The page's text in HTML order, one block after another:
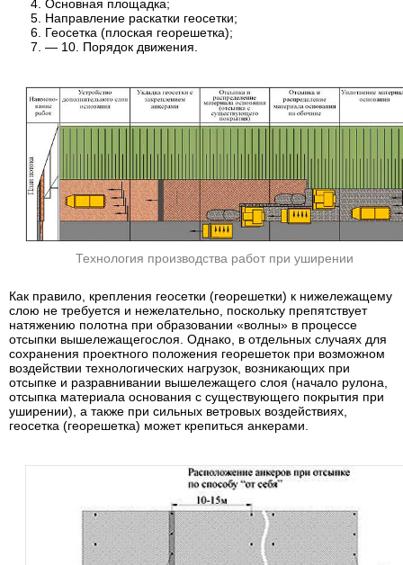
Основная площадка;
Направление раскатки геосетки;
Геосетка (плоская георешетка);
— 10. Порядок движения.
Технология производства работ при уширении
Как правило, крепления геосетки (георешетки) к нижележащему
слою не требуется и нежелательно, поскольку препятствует
натяжению полотна при образовании «волны» в процессе
отсыпки вышележащегослоя. Однако, в отдельных случаях для
сохранения проектного положения георешеток при возможном
воздействии технологических нагрузок, возникающих при
отсыпке и разравнивании вышележащего слоя (начало рулона,
отсыпка материала основания с существующего покрытия при
уширении), а также при сильных ветровых воздействиях,
геосетка (георешетка) может крепиться анкерами.